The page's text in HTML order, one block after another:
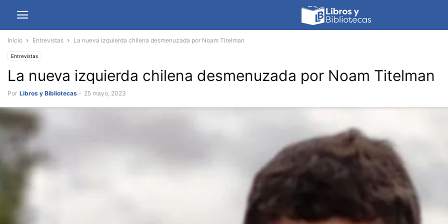
Inicio Entrevistas La nueva izquierda chilena desmenuzada por Noam Titelman
Entrevistas
La nueva izquierda chilena desmenuzada por Noam Titelman
Por Libros y Bibliotecas - 25 mayo, 2023